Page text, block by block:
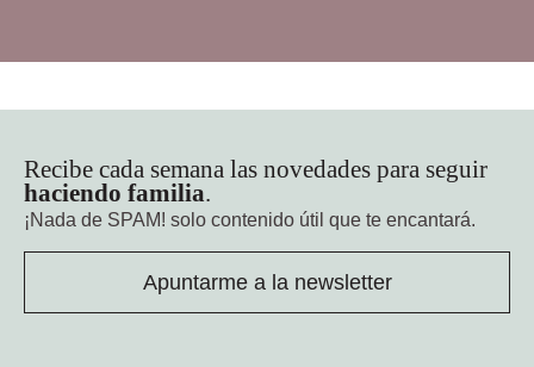
Recibe cada semana las novedades para seguir
haciendo familia.
¡Nada de SPAM! solo contenido útil que te encantará.
Apuntarme a la newsletter